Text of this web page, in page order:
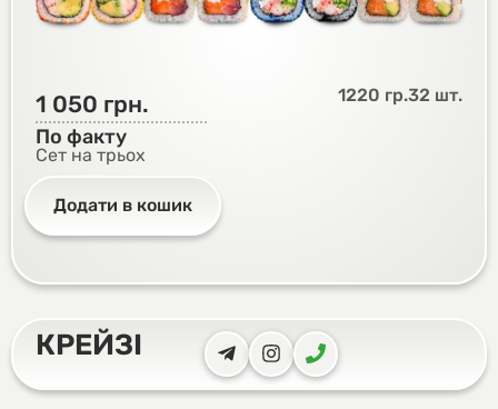
1 050 грн. 1220 гр.32 шт.
По факту
Сет на трьох
Додати в кошик
КРЕЙЗІ